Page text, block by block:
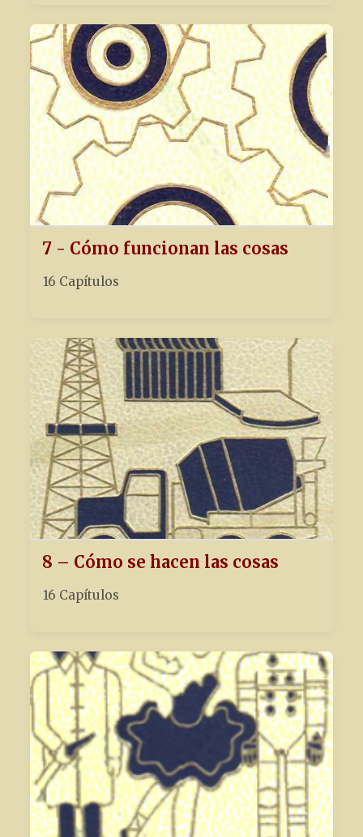
7 - Cómo funcionan las cosas
16 Capítulos
8 – Cómo se hacen las cosas
16 Capítulos